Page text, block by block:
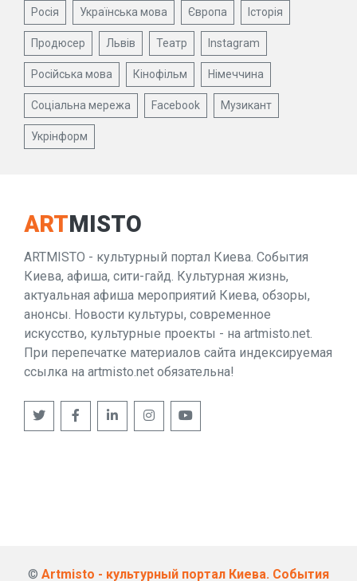
Росія Українська мова Європа Історія
Продюсер Львів Театр Instagram
Російська мова Кінофільм Німеччина
Соціальна мережа Facebook Музикант
Укрінформ
ARTMISTO
ARTMISTO - культурный портал Киева. События
Киева, афиша, сити-гайд. Культурная жизнь,
актуальная афиша мероприятий Киева, обзоры,
анонсы. Новости культуры, современное
искусство, культурные проекты - на artmisto.net.
При перепечатке материалов сайта индексируемая
ссылка на artmisto.net обязательна!
© Artmisto - культурный портал Киева. События